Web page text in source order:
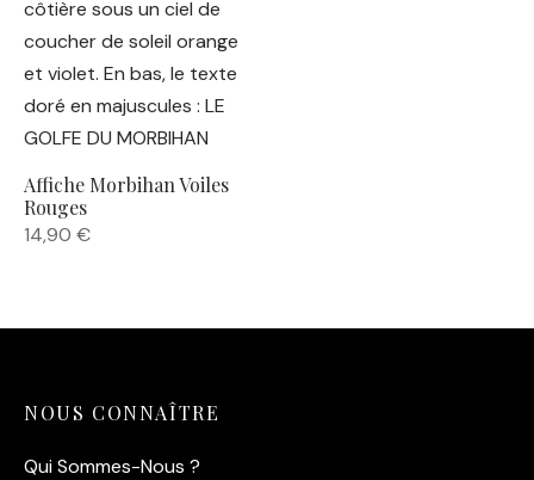
Affiche Morbihan Voiles
Rouges
14,90 €
NOUS CONNAÎTRE
Qui Sommes-Nous ?